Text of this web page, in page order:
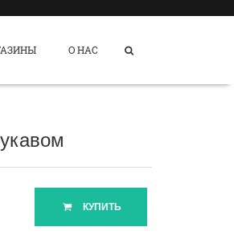
О НАС
КУПИТЬ